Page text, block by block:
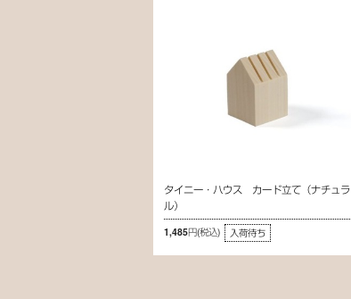
タイニー・ハウス カード立て（ナチュラ
ル）
1,485円(税込) 入荷待ち